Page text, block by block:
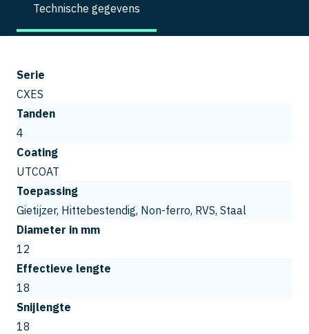
Technische gegevens
Serie
CXES
Tanden
4
Coating
UTCOAT
Toepassing
Gietijzer, Hittebestendig, Non-ferro, RVS, Staal
Diameter in mm
12
Effectieve lengte
18
Snijlengte
18